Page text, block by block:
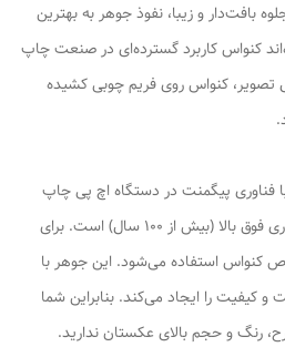
بافت‌دار و زیبا، نفوذ جوهر به بهترین
کنواس کاربرد گسترده‌ای در صنعت چاپ
تصویر، کنواس روی فریم چوبی کشیده
پیگمنت در دستگاه اچ پی چاپ
می‌شود. این فناوری دارای ماندگاری فوق بالا (بیش از ۱۰۰ سال) است. برای
کنواس استفاده می‌شود. این جوهر با
و کیفیت را ایجاد می‌کند. بنابراین شما
رنگ و حجم بالای عکستان ندارید.